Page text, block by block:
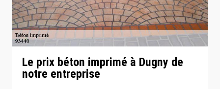
Le prix béton imprimé à Dugny de
notre entreprise